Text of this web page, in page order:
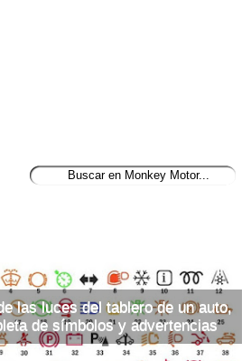
las luces del tablero de un auto,
de símbolos y advertencias